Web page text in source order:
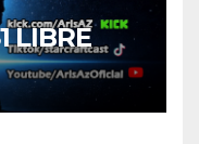
LIBRE